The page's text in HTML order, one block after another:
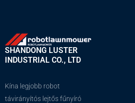
SHANDONG LUSTER
INDUSTRIAL CO., LTD
Kína legjobb robot
távirányítós lejtős fűnyíró